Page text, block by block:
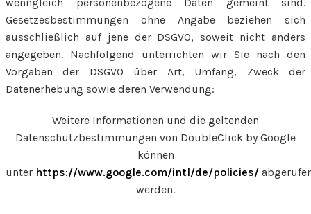
Gesetzesbestimmungen ohne Angabe beziehen sich
ausschließlich auf jene der DSGVO, soweit nicht anders
angegeben. Nachfolgend unterrichten wir Sie nach den
Vorgaben der DSGVO über Art, Umfang, Zweck der
Datenerhebung sowie deren Verwendung:
Weitere Informationen und die geltenden
Datenschutzbestimmungen von DoubleClick by Google
können
unter https://www.google.com/intl/de/policies/
werden.